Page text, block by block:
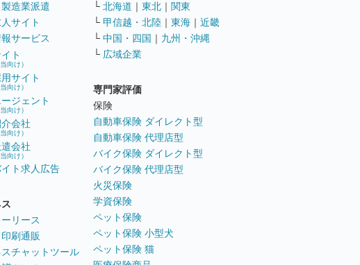
造業派遣
サイト
サービス
ト
向け）
サイト
向け）
ジェント
向け）
会社
向け）
会社
向け）
ト求人広告
リース
刷通販
スチャットツール
└ 北海道 ｜ 東北 ｜ 関東
└ 甲信越・北陸 ｜ 東海 ｜ 近畿
└ 中国・四国 ｜ 九州・沖縄
└ 広域企業
専門家評価
保険
自動車保険 ダイレクト型
自動車保険 代理店型
バイク保険 ダイレクト型
バイク保険 代理店型
火災保険
学資保険
ペット保険
ペット保険 小型犬
ペット保険 猫